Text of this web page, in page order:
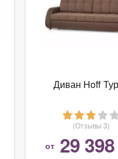
Диван Hoff
(Отзывы 3)
от 29 398